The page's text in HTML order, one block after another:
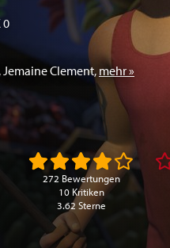
0
,Jemaine Clement, mehr »
272 Bewertungen
10 Kritiken
3.62 Sterne